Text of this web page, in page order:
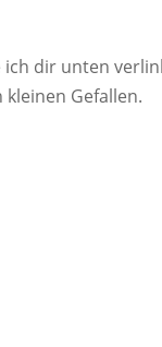
ich dir unten
Gefallen.